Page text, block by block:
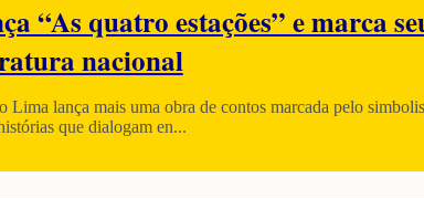
“As quatro estações” e marca
nacional
Lima lança mais uma obra de contos marcada pelo
que dialogam en...